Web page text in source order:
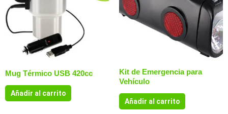
Mug Térmico USB 420cc
Añadir al carrito
Kit de Emergencia para
Vehículo
Añadir al carrito